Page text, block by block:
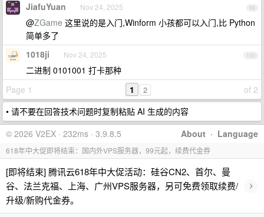
99
JiafuYuan Nov 24, 2025
@ZGame 这里说的是入门,Winform 小孩都可以入门,比 Python
简单多了
100
1018ji Nov 24, 2025
二进制 0101001 打卡那种
Page 1
of 2
1 2
• 请不要在回答技术问题时复制粘贴 AI 生成的内容
About · Language
© 2026 V2EX · 232ms · 3.9.8.5
618年中大促即将结束：国内外VPS服务器，99元起，续费代金券
[即将结束] 腾讯云618年中大促活动：硅谷CN2、首尔、曼
谷、法兰克福、上海、广州VPS服务器，另可免费领取续费/
升级/新购代金券。
›